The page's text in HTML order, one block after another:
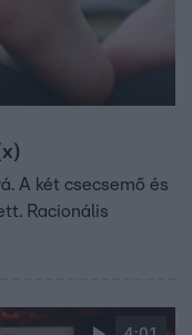
A két csecsemő és
Racionális